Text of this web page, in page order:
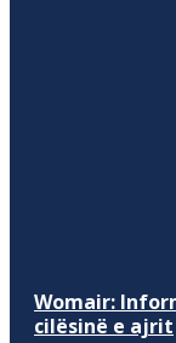
Womair:
cilësinë e ajrit